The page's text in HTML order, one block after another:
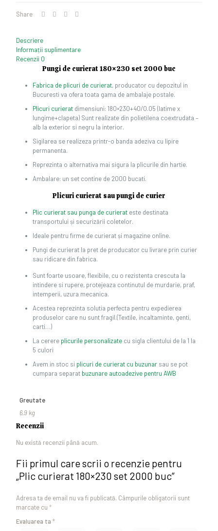
Share
Descriere
Informații suplimentare
Recenzii 0
Pungi de curierat 180×230 set 2000 buc
Fabrica de plicuri de curierat, producator cu depozitul in
Bucuresti va ofera toata gama de ambalaje postale.
Plicuri curieratdimensiuni: 180×230+40/0.05 (latime x
lungime+clapeta) Sunt realizate din polietilena coextrudata –
alb la exterior si negru la interior.
Sigilarea se realizeza printr-o banda adeziva cu lipire
permanenta.
Reprezinta o alternativa mai sigura la plicurile din hartie.
Ambalare: un set contine de 2000 bucati.
Plicuri curierat sau pungi de curier
Plic curierat sau punga de curierateste destinata
transportului și securizării coletelor.
Ideale pentru firme de curierat și magazine online.
Pungi de curierat la pret de producator cu livrare prin curier
sau ridicare din fabrica.
Sunt foarte usoare, flexibile, cu o rezistenta crescuta la
intindere si rupere, protejeaza continutul de murdarie, praf,
intemperii, uzura mecanica.
Acestea reprezinta solutia perfecta pentru expedierea
produselor care nu sunt fragil.(Textile, incaltaminte, genti,
carti…)
La cerere plicurile personalizatecu sigla clientului de la 1 la
5 culori
Avem in stoc si plicuri de curierat cu buzunarsau se pot
cumpara separat buzunare autoadezive pentru AWB
Greutate
6,9 kg
Recenzii
Nu există recenzii până acum.
Fii primul care scrii o recenzie pentru
„Plic curierat 180×230 set 2000 buc”
Adresa ta de email nu va fi publicată. Câmpurile obligatorii sunt
marcate cu *
Evaluarea ta *